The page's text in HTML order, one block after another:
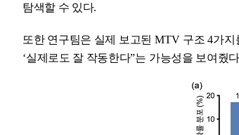
탐색할 수 있다.
또한 연구팀은 실제 보고된 MTV 구조4가지
‘실제로도 잘 작동한다”는 가능성을 보여줬다